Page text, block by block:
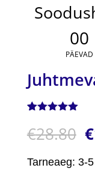
00
PÄEVAD
5.00/5
kliendi
põhjal
€28.80 €
Tarneaeg: 3-